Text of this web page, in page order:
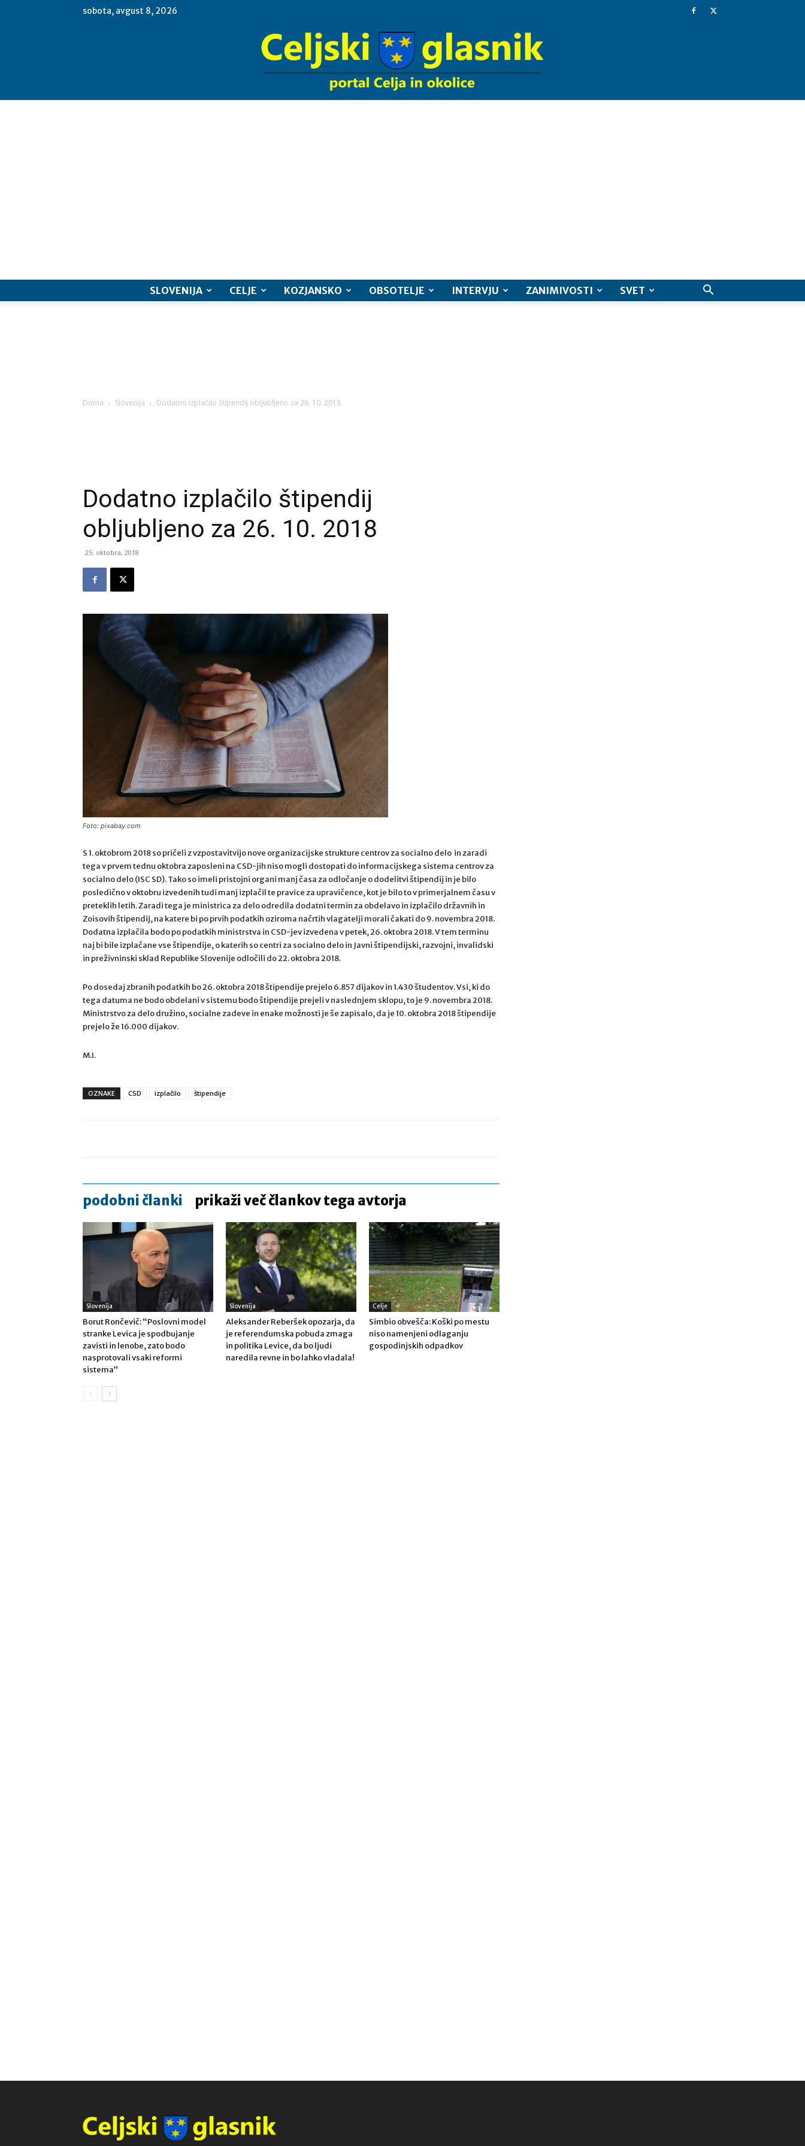
sobota, avgust 8, 2026
SLOVENIJA CELJE KOZJANSKO OBSOTELJE INTERVJU ZANIMIVOSTI SVET
Doma Slovenija Dodatno izplačilo štipendij obljubljeno za 26. 10. 2018
Dodatno izplačilo štipendij
obljubljeno za 26. 10. 2018
25. oktobra, 2018
Foto: pixabay.com
S 1. oktobrom 2018 so pričeli z vzpostavitvijo nove organizacijske strukture centrov za socialno delo in zaradi
tega v prvem tednu oktobra zaposleni na CSD-jih niso mogli dostopati do informacijskega sistema centrov za
socialno delo (ISC SD). Tako so imeli pristojni organi manj časa za odločanje o dodelitvi štipendij in je bilo
posledično v oktobru izvedenih tudi manj izplačil te pravice za upravičence, kot je bilo to v primerjalnem času v
preteklih letih. Zaradi tega je ministrica za delo odredila dodatni termin za obdelavo in izplačilo državnih in
Zoisovih štipendij, na katere bi po prvih podatkih oziroma načrtih vlagatelji morali čakati do 9. novembra 2018.
Dodatna izplačila bodo po podatkih ministrstva in CSD-jev izvedena v petek, 26. oktobra 2018. V tem terminu
naj bi bile izplačane vse štipendije, o katerih so centri za socialno delo in Javni štipendijski, razvojni, invalidski
in preživninski sklad Republike Slovenije odločili do 22. oktobra 2018.
Po dosedaj zbranih podatkih bo 26. oktobra 2018 štipendije prejelo 6.857 dijakov in 1.430 študentov. Vsi, ki do
tega datuma ne bodo obdelani v sistemu bodo štipendije prejeli v naslednjem sklopu, to je 9. novembra 2018.
Ministrstvo za delo družino, socialne zadeve in enake možnosti je še zapisalo, da je 10. oktobra 2018 štipendije
prejelo že 16.000 dijakov.
M.I.
OZNAKE CSD izplačilo štipendije
podobni članki prikaži več člankov tega avtorja
Slovenija
Borut Rončevič: “Poslovni model
stranke Levica je spodbujanje
zavisti in lenobe, zato bodo
nasprotovali vsaki reformi
sistema”
Slovenija
Aleksander Reberšek opozarja, da
je referendumska pobuda zmaga
in politika Levice, da bo ljudi
naredila revne in bo lahko vladala!
Celje
Simbio obvešča: Koški po mestu
niso namenjeni odlaganju
gospodinjskih odpadkov